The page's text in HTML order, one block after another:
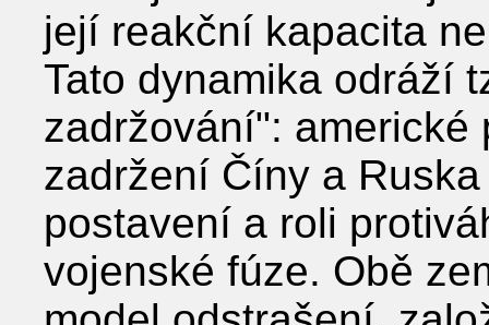
její reakční kapacita
Tato dynamika odráží
zadržování": americké
zadržení Číny a
postavení a roli
vojenské fúze. Obě